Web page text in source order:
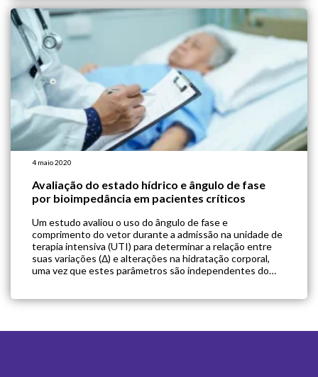
condicionamento físico, […]
4 maio 2020
Avaliação do estado hídrico e ângulo de fase
por bioimpedância em pacientes críticos
Um estudo avaliou o uso do ângulo de fase e
comprimento do vetor durante a admissão na unidade de
terapia intensiva (UTI) para determinar a relação entre
suas variações (Δ) e alterações na hidratação corporal,
uma vez que estes parâmetros são independentes do